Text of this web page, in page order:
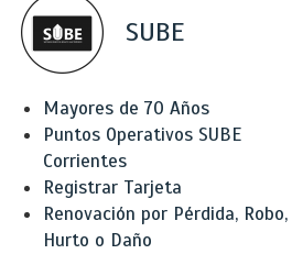
SUBE
Mayores de 70 Años
Puntos Operativos SUBE
Corrientes
Registrar Tarjeta
Renovación por Pérdida, Robo,
Hurto o Daño